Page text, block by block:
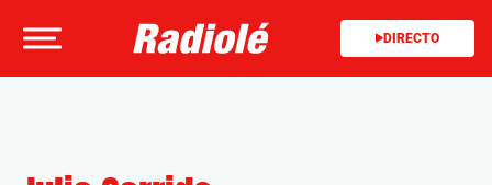
DIRECTO